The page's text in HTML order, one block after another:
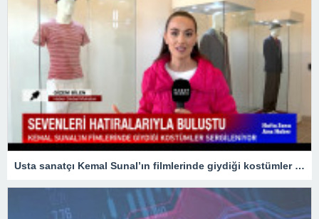
Usta sanatçı Kemal Sunal’ın filmlerinde giydiği kostümler sergileniyor